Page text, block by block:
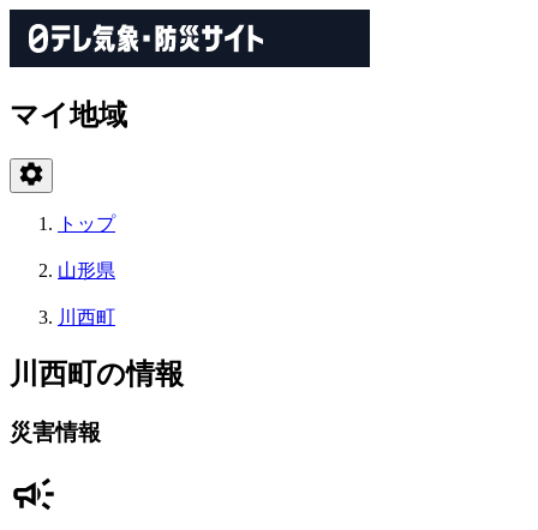
マイ地域
トップ
山形県
川西町
川西町の情報
災害情報